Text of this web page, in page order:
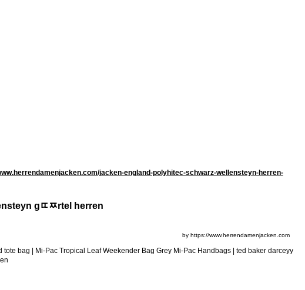
jacken-england-polyhitec-schwarz-wellensteyn-herren-
gﾨﾹrtel herren
by https://www.herrendamenjacken.com
bag | Mi-Pac Tropical Leaf Weekender Bag Grey Mi-Pac Handbags | ted baker darceyy